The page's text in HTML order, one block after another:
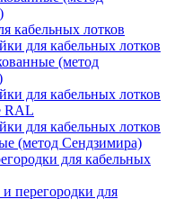
кабельных лотков
для кабельных лотков
(метод
для кабельных лотков
RAL
для кабельных лотков
(метод Сендзимира)
для кабельных
и перегородки для